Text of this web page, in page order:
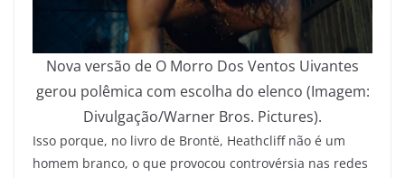
Nova versão de O Morro Dos Ventos Uivantes
gerou polêmica com escolha do elenco (Imagem:
Divulgação/Warner Bros. Pictures).
Isso porque, no livro de Brontë, Heathcliff não é um
homem branco, o que provocou controvérsia nas redes